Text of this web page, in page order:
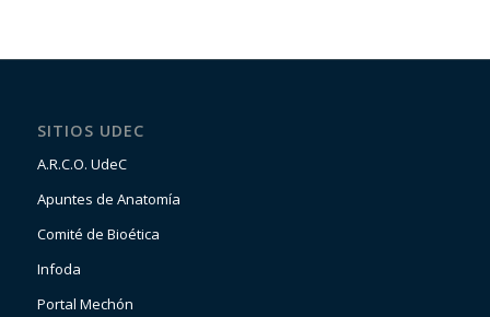
SITIOS UDEC
A.R.C.O. UdeC
Apuntes de Anatomía
Comité de Bioética
Infoda
Portal Mechón